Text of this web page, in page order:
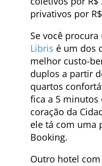
privativos por
Se você
Libris é um dos
melhor custo-
duplos a partir
quartos
fica a 5 minutos
coração da
ele tá com uma
Booking.
Outro hotel